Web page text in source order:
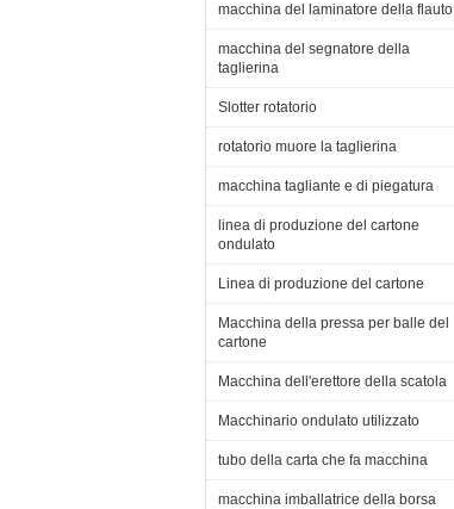
macchina del laminatore della flauto
macchina del segnatore della
taglierina
Slotter rotatorio
rotatorio muore la taglierina
macchina tagliante e di piegatura
linea di produzione del cartone
ondulato
Linea di produzione del cartone
Macchina della pressa per balle del
cartone
Macchina dell'erettore della scatola
Macchinario ondulato utilizzato
tubo della carta che fa macchina
macchina imballatrice della borsa